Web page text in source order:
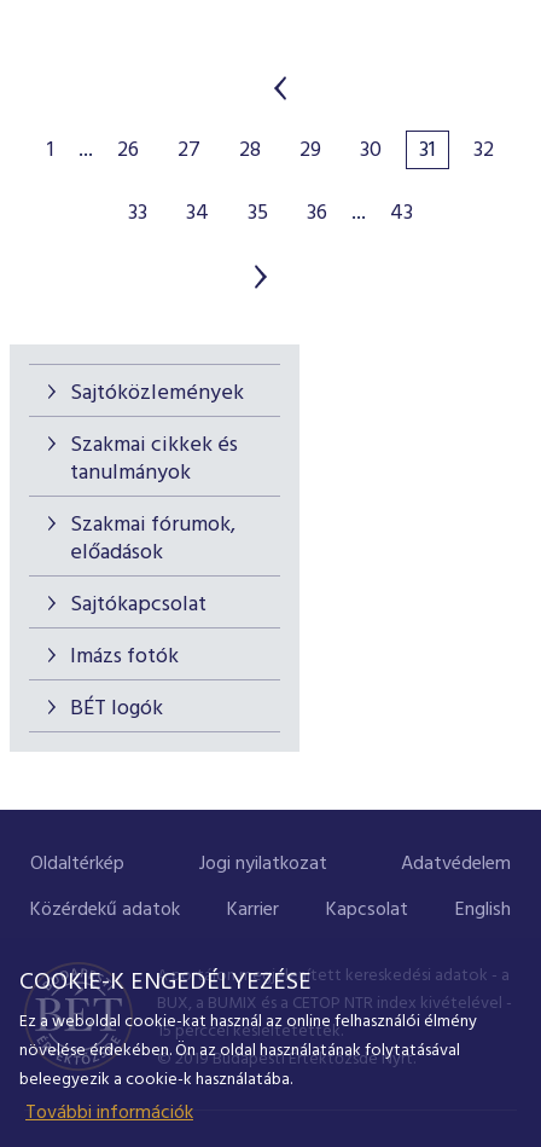
Sajtóközlemények
Szakmai cikkek és
tanulmányok
Szakmai fórumok,
előadások
Sajtókapcsolat
Imázs fotók
BÉT logók
1 ... 26 27 28 29 30 31
32
33
34 35 36 ... 43
Oldaltérkép Jogi nyilatkozat
Adatvédelem
Közérdekű adatok
Karrier Kapcsolat English
A portálon megjelenített kereskedési adatok - a
BUX, a BUMIX és a CETOP NTR index kivételével -
15 perccel késleltetettek.
© 2019 Budapesti Értéktőzsde Nyrt.
COOKIE-K ENGEDÉLYEZÉSE
Ez a weboldal cookie-kat használ az online felhasználói élmény
növelése érdekében. Ön az oldal használatának folytatásával
beleegyezik a cookie-k használatába.
További információk